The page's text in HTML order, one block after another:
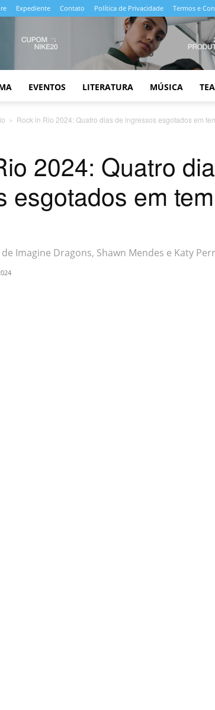
Expediente Contato Política de Privacidade Termos e
EVENTOS LITERATURA MÚSICA
Rock in Rio 2024: Quatro dias de ingressos esgotados em
2024: Quatro
esgotados em
Imagine Dragons, Shawn Mendes e Katy